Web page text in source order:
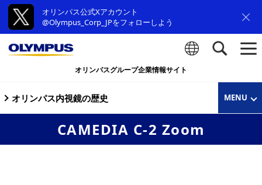
オリンパス公式Xアカウント
@Olympus_Corp_JPをフォローしよう
オリンパスグループ企業情報サイト
オリンパス内視鏡の歴史 MENU
CAMEDIA C-2 Zoom